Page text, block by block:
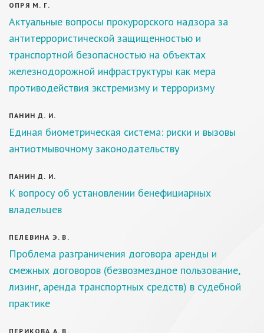
ОПРЯ М. Г.
Актуальные вопросы прокурорского надзора за
антитеррористической защищенностью и
транспортной безопасностью на объектах
железнодорожной инфраструктуры как мера
противодействия экстремизму и терроризму
ПАНИН Д. И.
Единая биометрическая система: риски и вызовы
антиотмывочному законодательству
ПАНИН Д. И.
К вопросу об установлении бенефициарных
владельцев
ПЕЛЕВИНА Э. В.
Проблема разграничения договора аренды и
смежных договоров (безвозмездное пользование,
лизинг, аренда транспортных средств) в судебной
практике
ПЕРИКОВА А. В.